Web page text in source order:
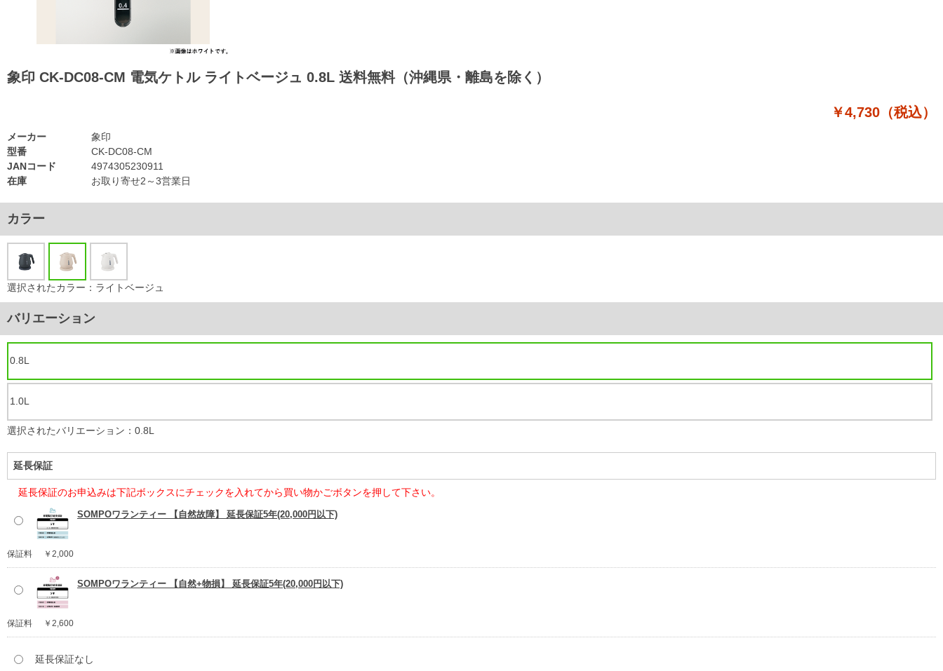
象印 CK-DC08-CM 電気ケトル ライトベージュ 0.8L 送料無料（沖縄県・離島を除く）
￥4,730（税込）
型番
CK-DC08-CM
JANコード
4974305230911
在庫
お取り寄せ2～3営業日
メーカー 象印
カラー
選択されたカラー：ライトベージュ
バリエーション
0.8L
1.0L
選択されたバリエーション：0.8L
延長保証
延長保証のお申込みは下記ボックスにチェックを入れてから買い物かごボタンを押して下さい。
SOMPOワランティー 【自然故障】 延長保証5年(20,000円以下)
保証料 ￥2,000
SOMPOワランティー 【自然+物損】 延長保証5年(20,000円以下)
保証料 ￥2,600
延長保証なし